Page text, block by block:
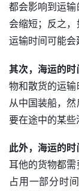
都会影响到运
会缩短；反之，
运输时间可能会
其次，海运的时
物和散货的运
从中国装船，
要在途中的某些
此外，海运的时
耳他的货物都
占用一部分时